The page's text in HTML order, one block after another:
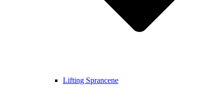
Lifting Sprancene